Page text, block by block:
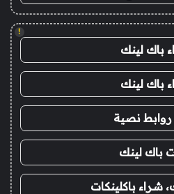
!
باك لينك
باك لينك
نصية
باك لينك
شراء باكلينكات